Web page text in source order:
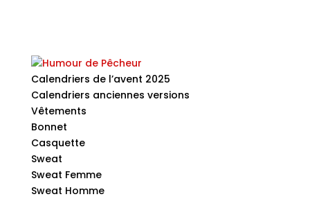
Calendriers de l’avent 2025
Calendriers anciennes versions
Vêtements
Bonnet
Casquette
Sweat
Sweat Femme
Sweat Homme